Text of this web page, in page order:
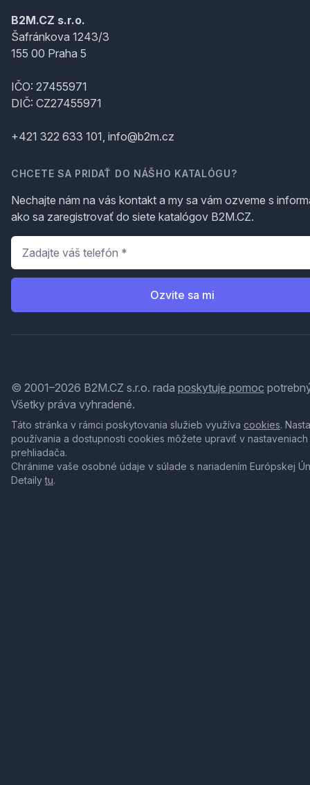
B2M.CZ s.r.o.
Šafránkova 1243/3
155 00 Praha 5
IČO: 27455971
DIČ: CZ27455971
+421 322 633 101, info@b2m.cz
CHCETE SA PRIDAŤ DO NÁŠHO KATALÓGU?
Nechajte nám na vás kontakt a my sa vám ozveme s
ako sa zaregistrovať do siete katalógov B2M.CZ.
Telefón
Ozvite sa mi
© 2001–2026 B2M.CZ s.r.o. rada poskytuje pomoc
Všetky práva vyhradené.
Táto stránka v rámci poskytovania služieb využíva cookies.
používania a dostupnosti cookies môžete upraviť v nastaveniach
prehliadača.
Chránime vaše osobné údaje v súlade s nariadením Európskej
Detailytu.